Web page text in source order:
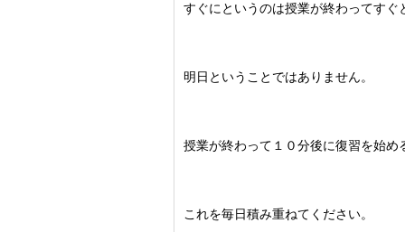
すぐにというのは授業が終わってすぐ
明日ということではありません。
授業が終わって１０分後に復習を始め
これを毎日積み重ねてください。